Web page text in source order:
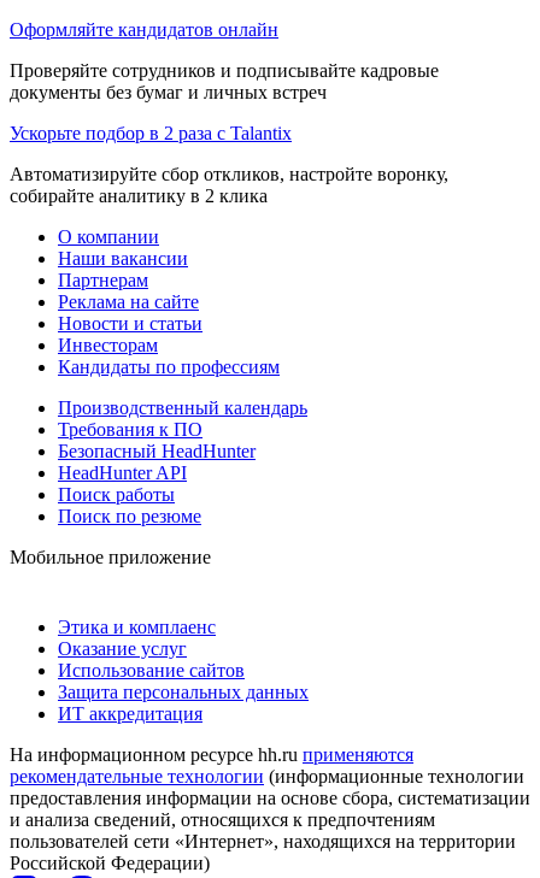
Оформляйте кандидатов онлайн
Проверяйте сотрудников и подписывайте кадровые
документы без бумаг и личных встреч
Ускорьте подбор в 2 раза с Talantix
Автоматизируйте сбор откликов, настройте воронку,
собирайте аналитику в 2 клика
О компании
Наши вакансии
Партнерам
Реклама на сайте
Новости и статьи
Инвесторам
Кандидаты по профессиям
Производственный календарь
Требования к ПО
Безопасный HeadHunter
HeadHunter API
Поиск работы
Поиск по резюме
Мобильное приложение
Этика и комплаенс
Оказание услуг
Использование сайтов
Защита персональных данных
ИТ аккредитация
На информационном ресурсе hh.ru применяются
рекомендательные технологии (информационные технологии
предоставления информации на основе сбора, систематизации
и анализа сведений, относящихся к предпочтениям
пользователей сети «Интернет», находящихся на территории
Российской Федерации)